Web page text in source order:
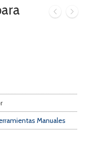
Manuales